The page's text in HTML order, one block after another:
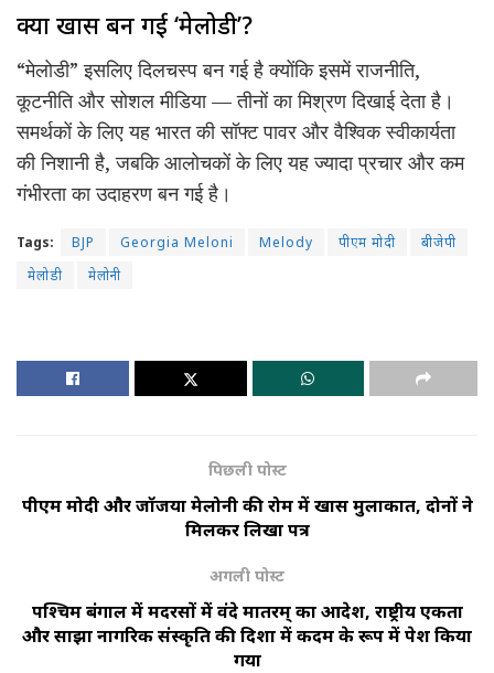
क्यों खास बन गई ‘मेलोडी’?
“मेलोडी” इसलिए दिलचस्प बन गई है क्योंकि इसमें राजनीति,
कूटनीति और सोशल मीडिया — तीनों का मिश्रण दिखाई देता है।
समर्थकों के लिए यह भारत की सॉफ्ट पावर और वैश्विक स्वीकार्यता
की निशानी है, जबकि आलोचकों के लिए यह ज्यादा प्रचार और कम
गंभीरता का उदाहरण बन गई है।
Tags: BJP Georgia Meloni Melody पीएम मोदी
बीजेपी
मेलोडी
मेलोनी
पिछली पोस्ट
पीएम मोदी और जॉर्जिया मेलोनी की रोम में खास मुलाकात, दोनों ने
मिलकर लिखा पत्र
अगली पोस्ट
पश्चिम बंगाल में मदरसों में वंदे मातरम् का आदेश, राष्ट्रीय एकता
और साझा नागरिक संस्कृति की दिशा में कदम के रूप में पेश किया
गया